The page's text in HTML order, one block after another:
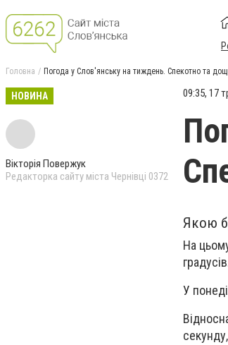
Головна Погода у Слов'янську на тиждень. Спекотно та дощ
НОВИНА
Вікторія Повержук
Редакторка сайту міста Чернівці 0372
09:35, 17
Якою
На
У